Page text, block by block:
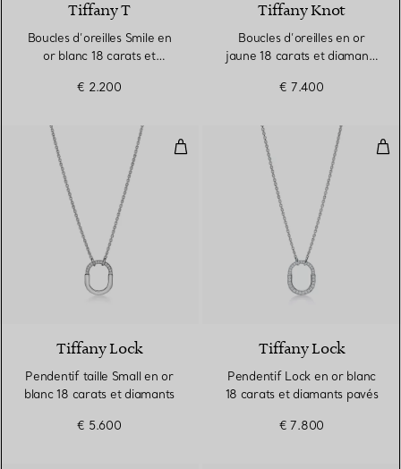
Tiffany T
Boucles d’oreilles Smile en
or blanc 18 carats et
€ 2.200
Tiffany Knot
Boucles d’oreilles en or
jaune 18 carats et diamants
€ 7.400
Pendentif taille Small en or
3 Matériaux
Tiffany Lock
Pendentif taille Small en or
blanc 18 carats et diamants
€ 5.600
Tiffany Lock
Pendentif Lock en or blanc
18 carats et diamants pavés
€ 7.800